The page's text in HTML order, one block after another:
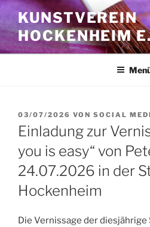
Zum
Inhalt
springen
KUNSTVEREIN
HOCKENHEIM
VERÖFFENTLICHT
AM
03/07/2026 VON SOCIAL
Einladung zur
you is easy“ von
24.07.2026 in der
Hockenheim
Die Vernissage der